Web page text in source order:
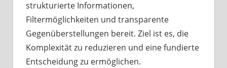
strukturierte Informationen,
Filtermöglichkeiten und transparente
Gegenüberstellungen bereit. Ziel ist es, die
Komplexität zu reduzieren und eine fundierte
Entscheidung zu ermöglichen.